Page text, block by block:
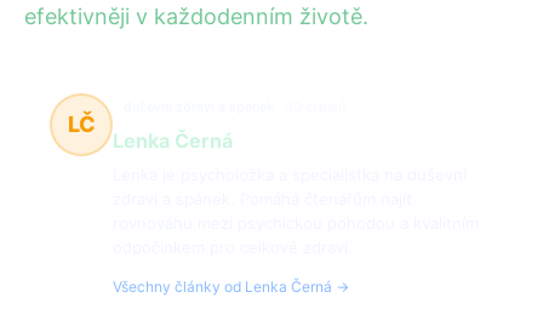
efektivněji v každodenním životě.
LČ
Lenka Černá
Všechny články od Lenka Černá →